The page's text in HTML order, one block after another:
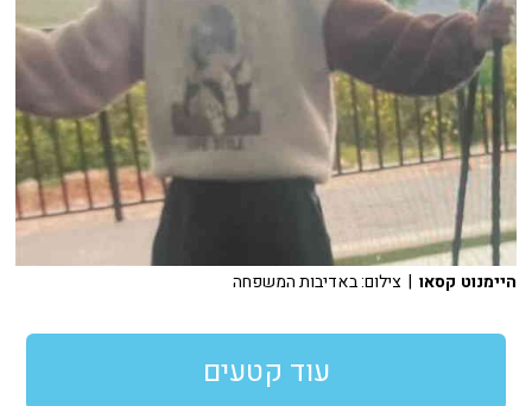
היימנוט קסאו | צילום: באדיבות המשפחה
עוד קטעים